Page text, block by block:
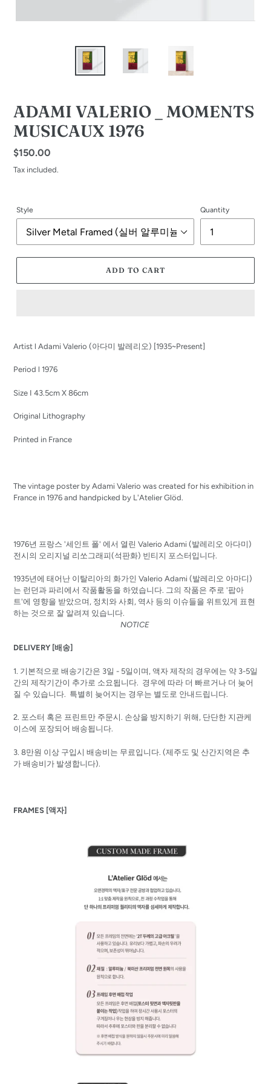
ADAMI VALERIO _ MOMENTS
MUSICAUX 1976
Regular
price
$150.00
Tax included.
Style Quantity
ADD TO CART
to
cart
Artist l Adami Valerio (아다미 발레리오) [1935~Present]
Period l 1976
Size I 43.5cm X 86cm
Original Lithography
Printed in France
The vintage poster by Adami Valerio was created for his exhibition in
France in 1976 and handpicked by L'Atelier Glöd.
1976년 프랑스 '세인트 폴' 에서 열린 Valerio Adami (발레리오 아다미)
전시의 오리지널 리쏘그래피(석판화) 빈티지 포스터입니다.
1935년에 태어난 이탈리아의 화가인 Valerio Adami (발레리오 아마디)
는 런던과 파리에서 작품활동을 하였습니다. 그의 작품은 주로 '팝아
트'에 영향을 받았으며, 정치와 사회, 역사 등의 이슈들을 위트있게 표현
하는 것으로 잘 알려져 있습니다.
NOTICE
DELIVERY [배송]
1. 기본적으로 배송기간은 3일 - 5일이며, 액자 제작의 경우에는 약 3-5일
간의 제작기간이 추가로 소요됩니다. 경우에 따라 더 빠르거나 더 늦어
질 수 있습니다. 특별히 늦어지는 경우는 별도로 안내드립니다.
2. 포스터 혹은 프린트만 주문시. 손상을 방지하기 위해 , 단단한 지관케
이스에 포장되어 배송됩니다.
3. 8만원 이상 구입시 배송비는 무료입니다. (제주도 및 산간지역은 추
가 배송비가 발생합니다).
FRAMES [액자]